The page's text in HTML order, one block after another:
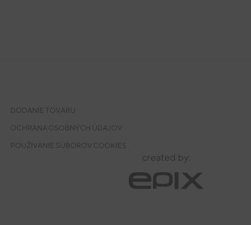
DODANIE TOVARU
OCHRANA OSOBNÝCH ÚDAJOV
POUŽÍVANIE SÚBOROV COOKIES
created by: